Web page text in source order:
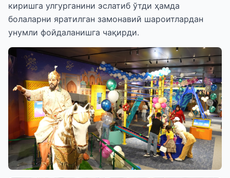
киришга улгурганини эслатиб ўтди ҳамда
болаларни яратилган замонавий шароитлардан
унумли фойдаланишга чақирди.